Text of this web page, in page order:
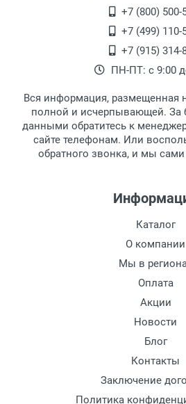
Самовывоз.
Оплата
наличными
выдачи товара.
Перечисление средств
Переведеновский
второй этаж, тел. +7
После того, как заказ
выдачи, наш
клиентом и
товара.
Для получения
обязательно иметь
Заказ необходимо
рабочих дней с
дополнительных
Доставляем товар по
Сдэк до
Доставка
Данный способ
преимущественно по
+7 (800) 500-
+7 (499) 110-
+7 (915) 314-
ПН-ПТ: с 9:00
Вся информация, размещенная
полной и исчерпывающей. За
данными обратитесь к
сайте телефонам. Или
обратного звонка, и мы
Каталог
О компании
Мы в
Оплата
Акции
Новости
Блог
Контакты
Заключение
Политика